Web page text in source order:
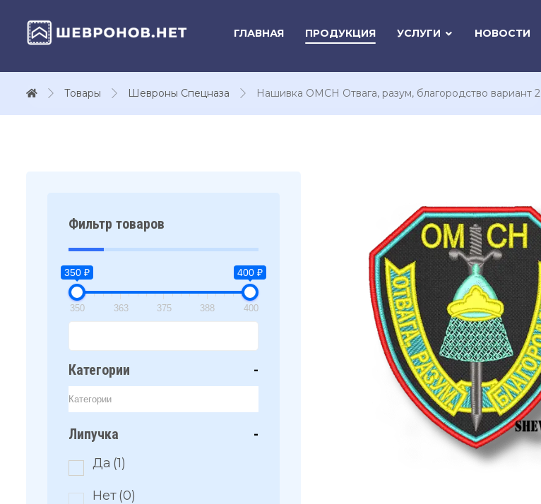
ГЛАВНАЯ ПРОДУКЦИЯ УСЛУГИ НОВОСТИ
Товары Шевроны Спецназа Нашивка ОМСН Отвага, разум, благородство вариант 2
Фильтр товаров
350 ₽ 400 ₽
350 363 375 388 400
Категории -
Липучка -
Да (1)
Нет(0)